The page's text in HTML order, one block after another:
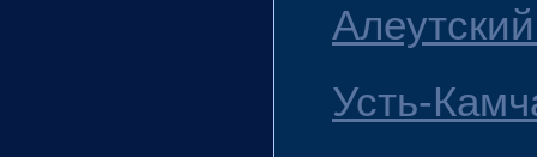
Усть-